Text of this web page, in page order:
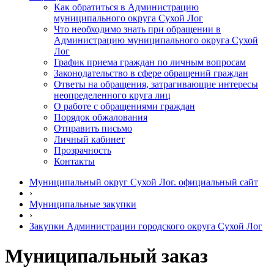
Как обратиться в Администрацию
муниципального округа Сухой Лог
Что необходимо знать при обращении в
Администрацию муниципального округа Сухой
Лог
График приема граждан по личным вопросам
Законодательство в сфере обращений граждан
Ответы на обращения, затрагивающие интересы
неопределенного круга лиц
О работе с обращениями граждан
Порядок обжалования
Отправить письмо
Личный кабинет
Прозрачность
Контакты
Муниципальный округ Сухой Лог. официальный сайт
›
Муниципальные закупки
›
Закупки Администрации городского округа Сухой Лог
Муниципальный заказ